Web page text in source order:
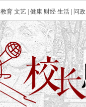
教育 文艺 健康 财经 生活 问政